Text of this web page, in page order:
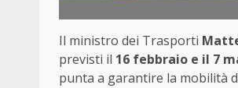
Il ministro dei Trasporti
previsti il 16 febbraio e il 7
punta a garantire la mobilità